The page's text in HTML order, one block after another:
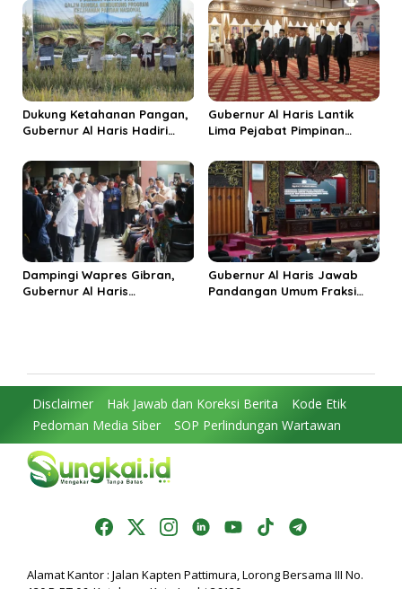
Budaya Unggulan
Dukung Ketahanan Pangan,
Gubernur Al Haris Hadiri
Kabupaten Tanjungjabung
Timur
Gubernur Al Haris Lantik
Lima Pejabat Pimpinan
Penguatan Kinerja dan
Integritas
Dampingi Wapres Gibran,
Gubernur Al Haris
Gubernur Al Haris Jawab
Pandangan Umum Fraksi
Disclaimer Hak Jawab dan Koreksi Berita
Kode Etik
Pedoman Media Siber
SOP Perlindungan Wartawan
Alamat Kantor : Jalan Kapten Pattimura, Lorong Bersama III No.